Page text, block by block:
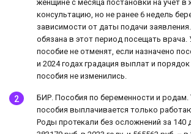
женщине с месяца постановки на учет в
консультацию, но не ранее 6 недель
зависимости от даты подачи
обязана в этот период посещать врача.
пособие не отменят, если назначено
и 2024 годах градация выплат и порядок
пособия не изменились.
БИР. Пособия по беременности и родам.
пособия выплачивается только
Роды протекали без осложнений за 140